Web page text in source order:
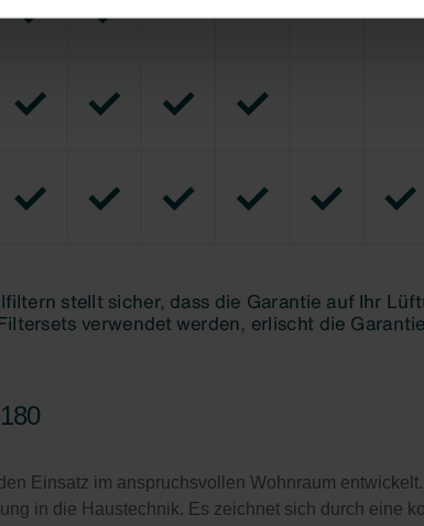
confidentialité
ochrany osobních údajů
ve Ticaret Limitet Şirketi: Web Sitesi Çerezleri
danych Zehnder
Einsatz im anspruchsvollen Wohnraum
in die Haustechnik. Es zeichnet sich durch eine